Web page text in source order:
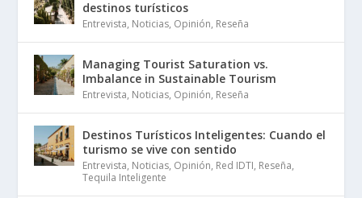
destinos turísticos
Entrevista, Noticias, Opinión, Reseña
Managing Tourist Saturation vs.
Imbalance in Sustainable Tourism
Entrevista, Noticias, Opinión, Reseña
Destinos Turísticos Inteligentes: Cuando el
turismo se vive con sentido
Entrevista, Noticias, Opinión, Red IDTI, Reseña,
Tequila Inteligente